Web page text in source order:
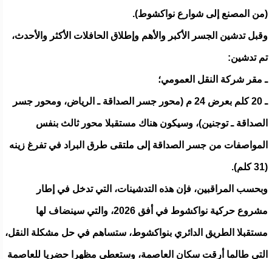
(من المصنع إلى شوارع نواكشوط).
وقبل تدشين الجسر الأكبر والأهم وإطلاق الحافلات الأكثر والأحدث،
تم تدشين:
ـ مقر شركة النقل العمومي؛
ـ 20 كلم بعرض 24 م (محور جسر الصداقة ـ الرياض، ومحور جسر
الصداقة ـ توجنين)، وسيكون هناك مستقبلا محور ثالث بنفس
المواصفات من جسر الصداقة إلى ملتقى طرق البراد في تفرغ زينه
(31 كلم).
وبحسب المراقبين، فإن هذه التدشينات، التي تدخل في إطار
مشروع حركية نواكشوط في أفق 2026، والتي سينضاف لها
مستقبلا الطريق الدائري بنواكشوط، ستساهم في حل مشكلة النقل،
التي طالما أرقت سكان العاصمة، وستعطي مظهرا حضريا للعاصمة